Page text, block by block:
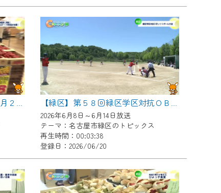
【緑区】続く物価高に朗報！毎月２０日はなるぱーくで野菜つめ放題！ 【緑区】第５８回緑区学区対抗ＯＢソフトボール大会
2026年6月8日～6月14日放送
テーマ：名古屋市緑区のトピックス
再生時間：00:03:38
登録日：2026/06/20